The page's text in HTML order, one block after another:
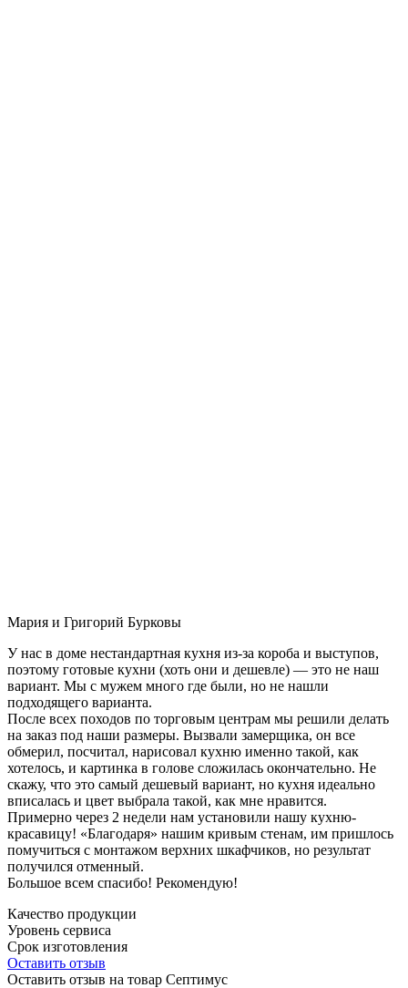
Мария и Григорий Бурковы
У нас в доме нестандартная кухня из-за короба и выступов,
поэтому готовые кухни (хоть они и дешевле) — это не наш
вариант. Мы с мужем много где были, но не нашли
подходящего варианта.
После всех походов по торговым центрам мы решили делать
на заказ под наши размеры. Вызвали замерщика, он все
обмерил, посчитал, нарисовал кухню именно такой, как
хотелось, и картинка в голове сложилась окончательно. Не
скажу, что это самый дешевый вариант, но кухня идеально
вписалась и цвет выбрала такой, как мне нравится.
Примерно через 2 недели нам установили нашу кухню-
красавицу! «Благодаря» нашим кривым стенам, им пришлось
помучиться с монтажом верхних шкафчиков, но результат
получился отменный.
Большое всем спасибо! Рекомендую!
Качество продукции
Уровень сервиса
Срок изготовления
Оставить отзыв
Оставить отзыв на товар Септимус